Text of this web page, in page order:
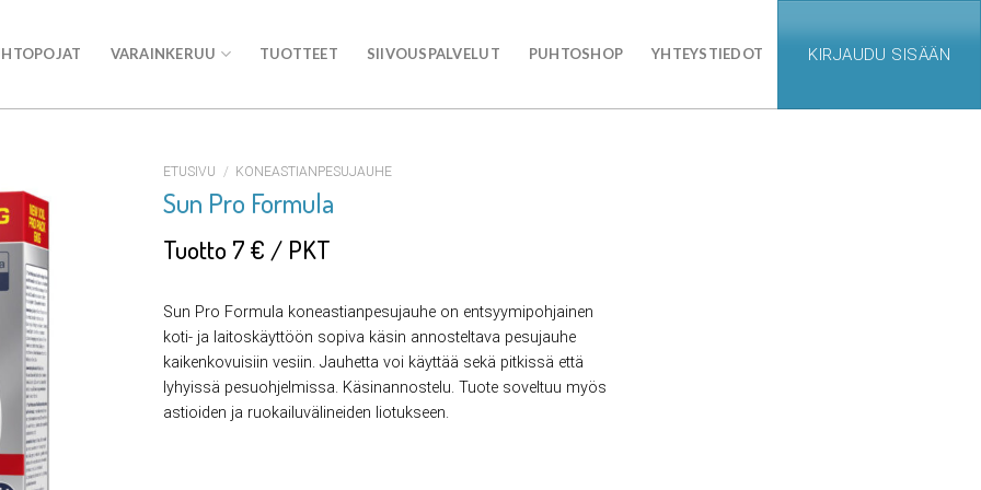
VARAINKERUU TUOTTEET SIIVOUSPALVELUT PUHTOSHOP YHTEYSTIEDOT KIRJAUDU SISÄÄN
ETUSIVU / KONEASTIANPESUJAUHE
Sun Pro Formula
Tuotto 7 € / PKT
Sun Pro Formula koneastianpesujauhe on entsyymipohjainen
koti- ja laitoskäyttöön sopiva käsin annosteltava pesujauhe
kaikenkovuisiin vesiin. Jauhetta voi käyttää sekä pitkissä että
lyhyissä pesuohjelmissa. Käsinannostelu. Tuote soveltuu myös
astioiden ja ruokailuvälineiden liotukseen.